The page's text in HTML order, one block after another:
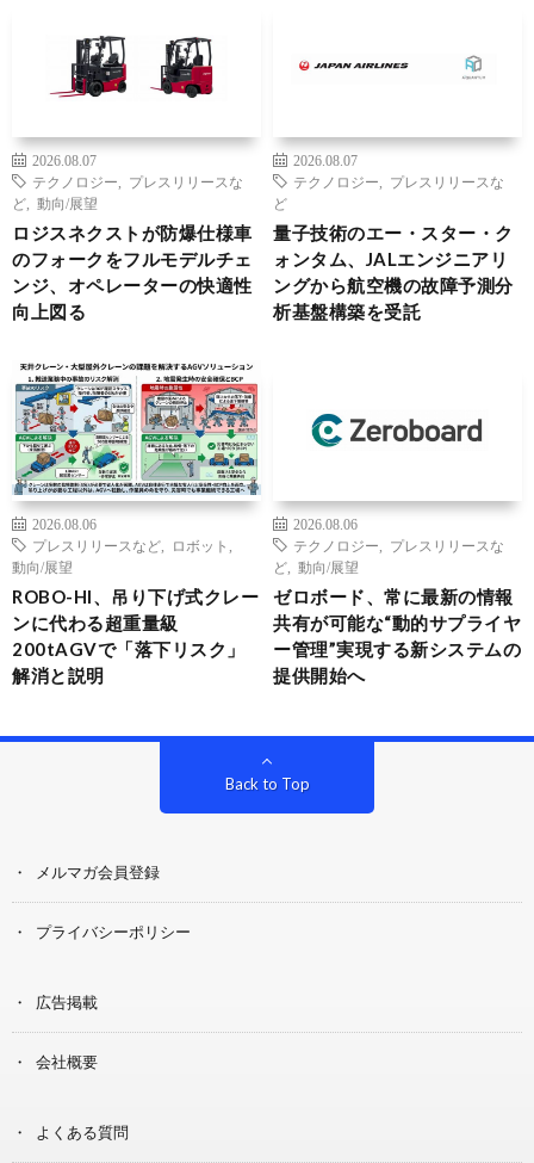
2026.08.07
テクノロジー
プレスリリースな
ど
動向/展望
ロジスネクストが防爆仕様車
のフォークをフルモデルチェ
ンジ、オペレーターの快適性
向上図る
2026.08.07
テクノロジー
プレスリリースな
ど
量子技術のエー・スター・ク
ォンタム、JALエンジニアリ
ングから航空機の故障予測分
析基盤構築を受託
2026.08.06
プレスリリースなど
ロボット
動向/展望
ROBO-HI、吊り下げ式クレー
ンに代わる超重量級
200tAGVで「落下リスク」
解消と説明
2026.08.06
テクノロジー
プレスリリースな
ど
動向/展望
ゼロボード、常に最新の情報
共有が可能な“動的サプライヤ
ー管理”実現する新システムの
提供開始へ
Back to Top
メルマガ会員登録
プライバシーポリシー
広告掲載
会社概要
よくある質問